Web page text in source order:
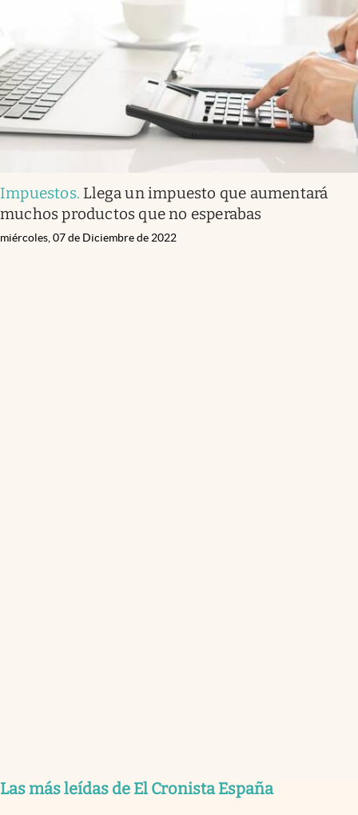
Impuestos. Llega un impuesto que aumentará
muchos productos que no esperabas
miércoles, 07 de Diciembre de 2022
Las más leídas de El Cronista España